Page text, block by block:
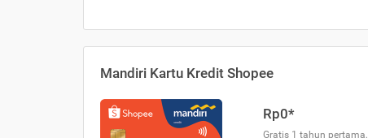
Mandiri Kartu Kredit Shopee
Rp0*
Gratis 1 tahun pertama,